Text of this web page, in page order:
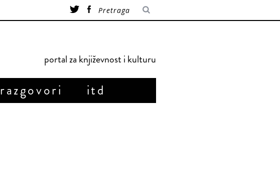
portal za književnost i kulturu
razgovori itd